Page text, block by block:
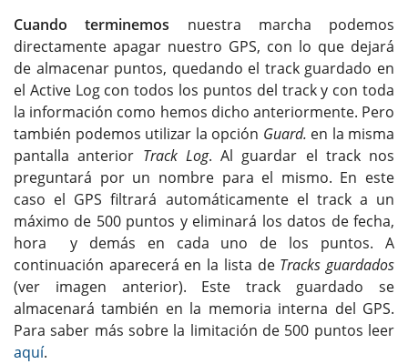
Cuando terminemos nuestra marcha podemos
directamente apagar nuestro GPS, con lo que dejará
de almacenar puntos, quedando el track guardado en
el Active Log con todos los puntos del track y con toda
la información como hemos dicho anteriormente. Pero
también podemos utilizar la opción Guard. en la misma
pantalla anterior Track Log. Al guardar el track nos
preguntará por un nombre para el mismo. En este
caso el GPS filtrará automáticamente el track a un
máximo de 500 puntos y eliminará los datos de fecha,
hora y demás en cada uno de los puntos. A
continuación aparecerá en la lista de Tracks guardados
(ver imagen anterior). Este track guardado se
almacenará también en la memoria interna del GPS.
Para saber más sobre la limitación de 500 puntos leer
aquí.